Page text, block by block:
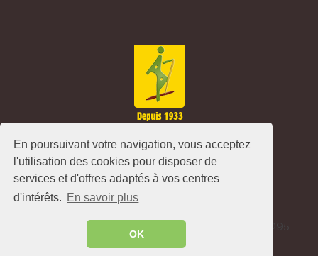
En poursuivant votre navigation, vous acceptez
l'utilisation des cookies pour disposer de
services et d'offres adaptés à vos centres
d'intérêts. En savoir plus
OK
Alliance Pastorale - Avenue de l'Europe - CS 80095
-86502 Montmorillon Cedex - France ©